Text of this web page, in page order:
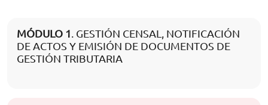
MÓDULO 1. GESTIÓN CENSAL, NOTIFICACIÓN
DE ACTOS Y EMISIÓN DE DOCUMENTOS DE
GESTIÓN TRIBUTARIA